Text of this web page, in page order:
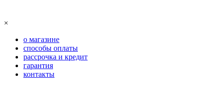
×
о магазине
способы оплаты
рассрочка и кредит
гарантия
контакты